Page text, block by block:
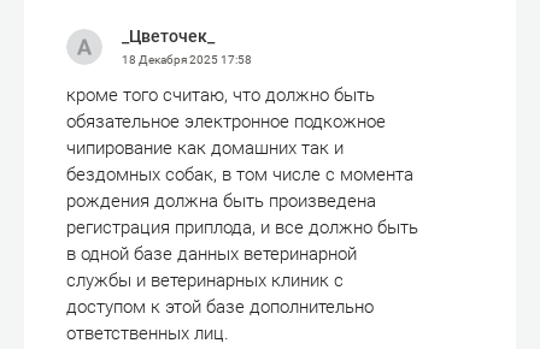
_Цветочек_
18 Декабря 202517:58
кроме того считаю, что должно быть
обязательное электронное подкожное
чипирование как домашних так и
бездомных собак, в том числе с момента
рождения должна быть произведена
регистрация приплода, и все должно быть
в одной базе данных ветеринарной
службы и ветеринарных клиник с
доступом к этой базе дополнительно
ответственных лиц.